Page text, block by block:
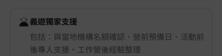
義遊獨家支援
包括：與當地機構名額確認、營前預備日、活動前
後專人支援、工作營後經驗整理